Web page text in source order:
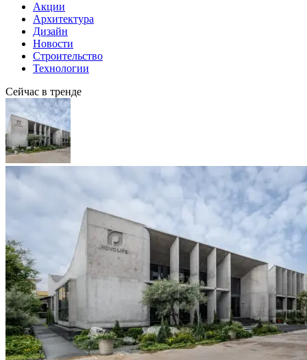
Акции
Архитектура
Дизайн
Новости
Строительство
Технологии
Сейчас в тренде